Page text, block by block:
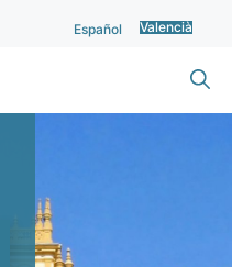
Español Valencià